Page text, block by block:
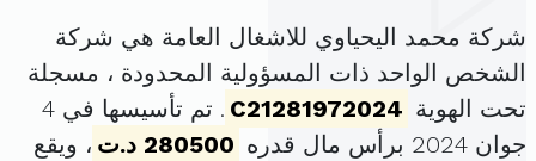
شركة محمد اليحياوي للاشغال العامة هي شركة
الشخص الواحد ذات المسؤولية المحدودة ، مسجلة
تحت الهوية C21281972024
. تم تأسيسها في 4
جوان 2024 برأس مال قدره
280500 د.ت
، ويقع